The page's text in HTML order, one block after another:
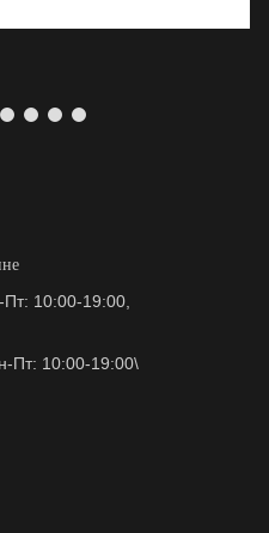
Пт: 10:00-19:00,
Пт: 10:00-19:00\